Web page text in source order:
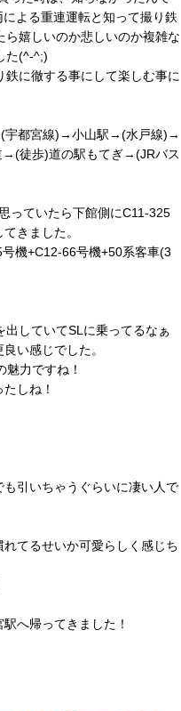
よる重連運転と知って撮り鉄
ら嬉しいのか悲しいのか複雑な
た(^-^;)
鉄に徹する事にして楽しむ事に
宇都宮線)→小山駅→(水戸線)→
徒歩)道の駅もてぎ→(JRバス
っていたら下館側にC11-325
きました。
機+C12-66号機+50系客車(3
していてSLに乗ってるなぁ
い感じでした。
力ですね！
しね！
引いちゃうぐらいに凄い人で
てるせいか可愛らしく感じち
へ帰ってきました！